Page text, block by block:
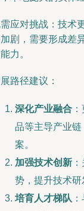
应对挑战：技术
剧，需要形成差
力。
路径建议：
深化产业融合
品等主导产业链
案。
加强技术创新
势，提升技术研
培育人才梯队